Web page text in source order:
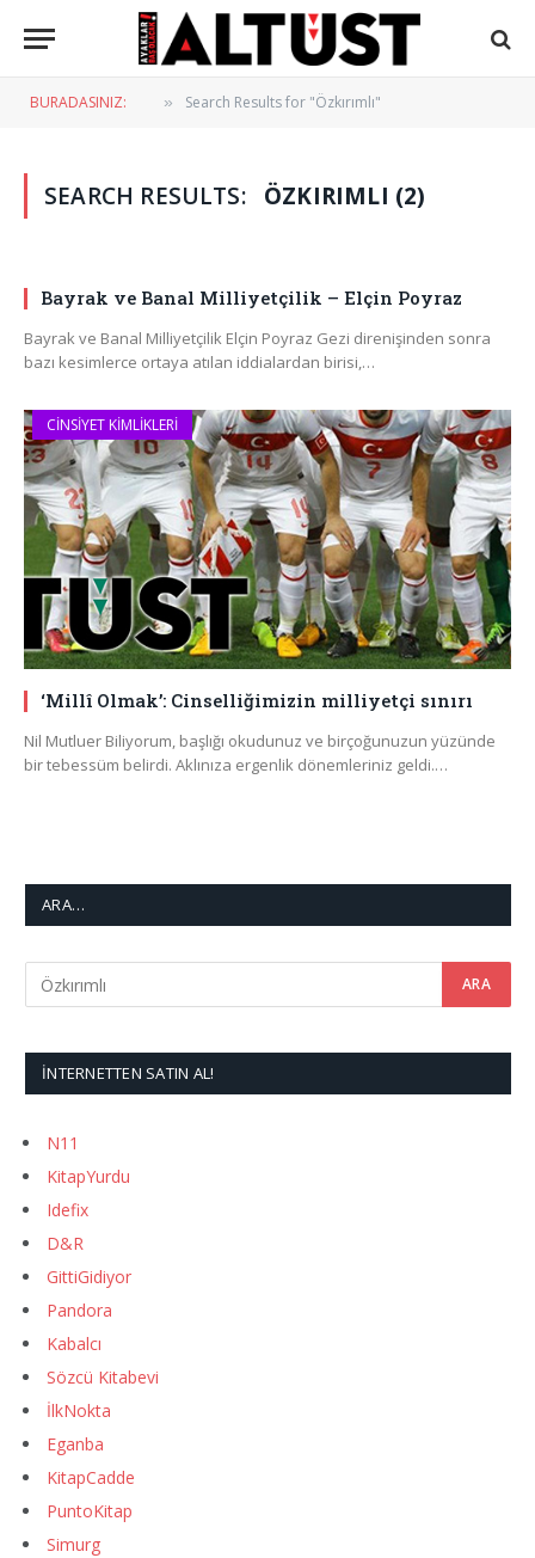
BURADASINIZ: » Search Results for "Özkırımlı"
SEARCH RESULTS: ÖZKIRIMLI (2)
Bayrak ve Banal Milliyetçilik – Elçin Poyraz
Bayrak ve Banal Milliyetçilik Elçin Poyraz Gezi direnişinden sonra
bazı kesimlerce ortaya atılan iddialardan birisi,…
CINSIYET KIMLIKLERI
‘Millî Olmak’: Cinselliğimizin milliyetçi sınırı
Nil Mutluer Biliyorum, başlığı okudunuz ve birçoğunuzun yüzünde
bir tebessüm belirdi. Aklınıza ergenlik dönemleriniz geldi.…
ARA…
İNTERNETTEN SATIN AL!
N11
KitapYurdu
Idefix
D&R
GittiGidiyor
Pandora
Kabalcı
Sözcü Kitabevi
İlkNokta
Eganba
KitapCadde
PuntoKitap
Simurg